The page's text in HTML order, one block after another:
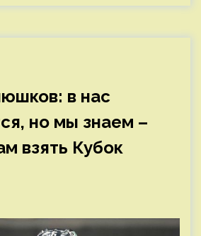
в нас
но мы знаем –
взять Кубок